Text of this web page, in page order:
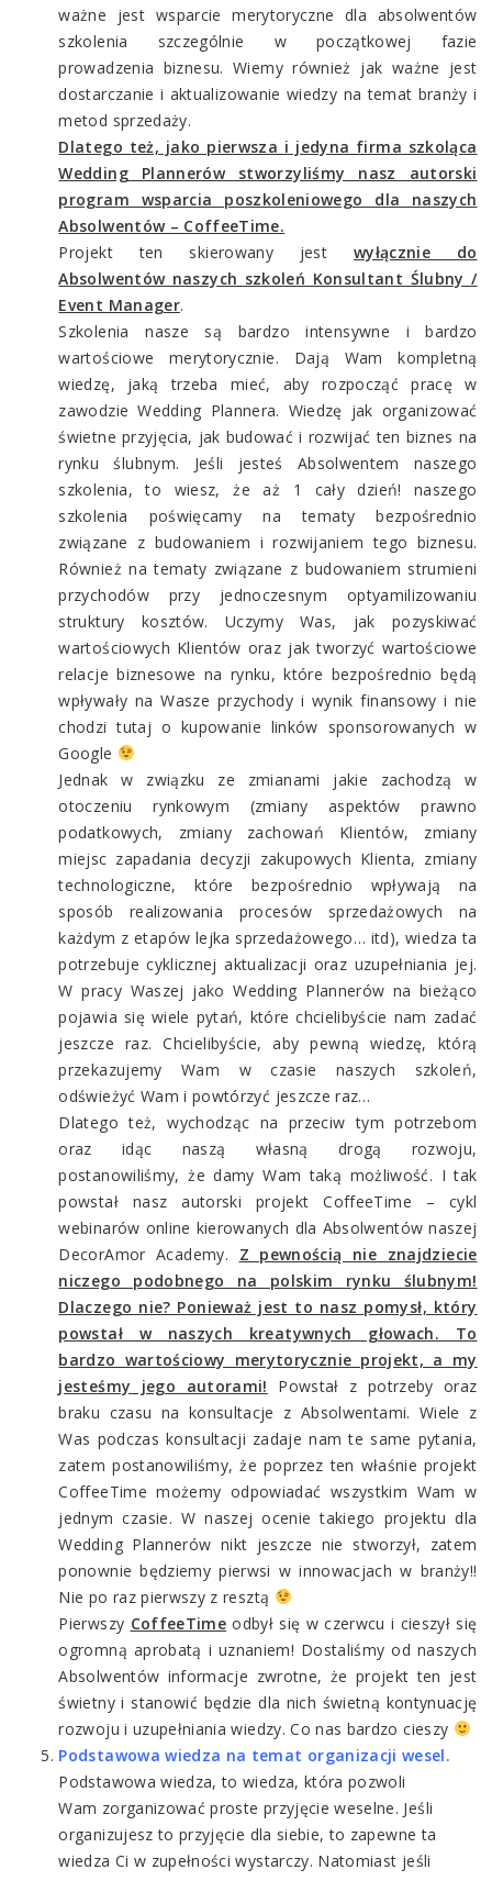
ważne jest wsparcie merytoryczne dla absolwentów
szkolenia szczególnie w początkowej fazie
prowadzenia biznesu. Wiemy również jak ważne jest
dostarczanie i aktualizowanie wiedzy na temat branży i
metod sprzedaży.
Dlatego też, jako pierwsza i jedyna firma szkoląca
Wedding Plannerów stworzyliśmy nasz autorski
program wsparcia poszkoleniowego dla naszych
Absolwentów – CoffeeTime.
Projekt ten skierowany jest wyłącznie do
Absolwentów naszych szkoleń Konsultant Ślubny /
Event Manager.
Szkolenia nasze są bardzo intensywne i bardzo
wartościowe merytorycznie. Dają Wam kompletną
wiedzę, jaką trzeba mieć, aby rozpocząć pracę w
zawodzie Wedding Plannera. Wiedzę jak organizować
świetne przyjęcia, jak budować i rozwijać ten biznes na
rynku ślubnym. Jeśli jesteś Absolwentem naszego
szkolenia, to wiesz, że aż 1 cały dzień! naszego
szkolenia poświęcamy na tematy bezpośrednio
związane z budowaniem i rozwijaniem tego biznesu.
Również na tematy związane z budowaniem strumieni
przychodów przy jednoczesnym optyamilizowaniu
struktury kosztów. Uczymy Was, jak pozyskiwać
wartościowych Klientów oraz jak tworzyć wartościowe
relacje biznesowe na rynku, które bezpośrednio będą
wpływały na Wasze przychody i wynik finansowy i nie
chodzi tutaj o kupowanie linków sponsorowanych w
Google
Jednak w związku ze zmianami jakie zachodzą w
otoczeniu rynkowym (zmiany aspektów prawno
podatkowych, zmiany zachowań Klientów, zmiany
miejsc zapadania decyzji zakupowych Klienta, zmiany
technologiczne, które bezpośrednio wpływają na
sposób realizowania procesów sprzedażowych na
każdym z etapów lejka sprzedażowego… itd), wiedza ta
potrzebuje cyklicznej aktualizacji oraz uzupełniania jej.
W pracy Waszej jako Wedding Plannerów na bieżąco
pojawia się wiele pytań, które chcielibyście nam zadać
jeszcze raz. Chcielibyście, aby pewną wiedzę, którą
przekazujemy Wam w czasie naszych szkoleń,
odświeżyć Wam i powtórzyć jeszcze raz…
Dlatego też, wychodząc na przeciw tym potrzebom
oraz idąc naszą własną drogą rozwoju,
postanowiliśmy, że damy Wam taką możliwość. I tak
powstał nasz autorski projekt CoffeeTime – cykl
webinarów online kierowanych dla Absolwentów naszej
DecorAmor Academy. Z pewnością nie znajdziecie
niczego podobnego na polskim rynku ślubnym!
Dlaczego nie? Ponieważ jest to nasz pomysł, który
powstał w naszych kreatywnych głowach. To
bardzo wartościowy merytorycznie projekt, a my
jesteśmy jego autorami! Powstał z potrzeby oraz
braku czasu na konsultacje z Absolwentami. Wiele z
Was podczas konsultacji zadaje nam te same pytania,
zatem postanowiliśmy, że poprzez ten właśnie projekt
CoffeeTime możemy odpowiadać wszystkim Wam w
jednym czasie. W naszej ocenie takiego projektu dla
Wedding Plannerów nikt jeszcze nie stworzył, zatem
ponownie będziemy pierwsi w innowacjach w branży!!
Nie po raz pierwszy z resztą
Pierwszy CoffeeTime odbył się w czerwcu i cieszył się
ogromną aprobatą i uznaniem! Dostaliśmy od naszych
Absolwentów informacje zwrotne, że projekt ten jest
świetny i stanowić będzie dla nich świetną kontynuację
rozwoju i uzupełniania wiedzy. Co nas bardzo cieszy
Podstawowa wiedza na temat organizacji wesel.
Podstawowa wiedza, to wiedza, która pozwoli
Wam zorganizować proste przyjęcie weselne. Jeśli
organizujesz to przyjęcie dla siebie, to zapewne ta
wiedza Ci w zupełności wystarczy. Natomiast jeśli